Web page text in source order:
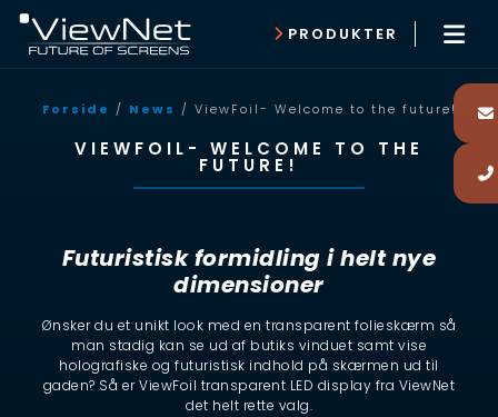
PRODUKTER
Forside / News / ViewFoil- Welcome to the future!
VIEWFOIL- WELCOME TO THE
FUTURE!
Futuristisk formidling i helt nye
dimensioner
Ønsker du et unikt look med en transparent folieskærm så
man stadig kan se ud af butiks vinduet samt vise
holografiske og futuristisk indhold på skærmen ud til
gaden? Så er ViewFoil transparent LED display fra ViewNet
det helt rette valg.